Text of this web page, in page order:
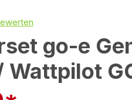
go-e
Wattpilot